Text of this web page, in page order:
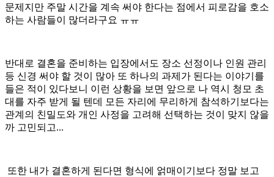
문제지만 주말 시간을 계속 써야 한다는 점에서 피로감을 호소
하는 사람들이 많더라구요 ㅠㅠ
반대로 결혼을 준비하는 입장에서도 장소 선정이나 인원 관리
등 신경 써야 할 것이 많아 또 하나의 과제가 된다는 이야기를
들은 적이 있다보니 이런 상황을 보면 앞으로 나 역시 청모 초
대를 자주 받게 될 텐데 모든 자리에 무리하게 참석하기보다는
관계의 친밀도와 개인 사정을 고려해 선택하는 것이 맞지 않을
까 고민되고...
또한 내가 결혼하게 된다면 형식에 얽매이기보다 정말 보고